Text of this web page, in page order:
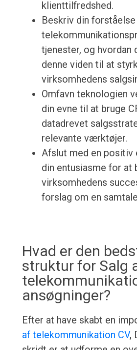
klienttilfredshed.
Beskriv din
tjenester, og hvordan
denne viden til at
virksomhedens
Omfavn teknologien
din evne til at bruge
datadrevet
relevante værktøjer.
Afslut med en
din entusiasme for at
virksomhedens
forslag om en
Hvad er den
struktur for Salg
ansøgninger?
Efter at have skabt en
af telekommunikation CV,